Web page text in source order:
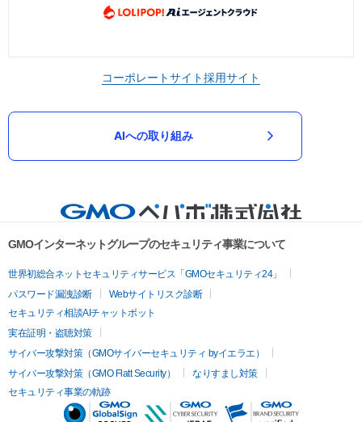
コーポレートサイト採用サイト
AIへの取り組み
GMOインターネットグループのセキュリティ事業について
世界初総合ネットセキュリティサービス「GMOセキュリティ24」
パスワード漏洩診断
Webサイトリスク診断
セキュリティ相談AIチャットボット
実在証明・盗聴対策
サイバー攻撃対策（GMOサイバーセキュリティ byイエラエ）
サイバー攻撃対策（GMO Flatt Security）
なりすまし対策
セキュリティ事業の軌跡